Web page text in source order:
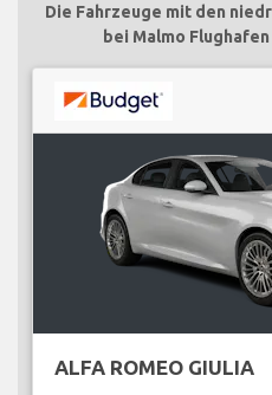
Die Fahrzeuge mit den
bei Malmo
ALFA ROMEO GIULIA